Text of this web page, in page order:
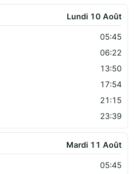
Lundi 10 Août
05:45
06:22
13:50
17:54
21:15
23:39
Mardi 11 Août
05:45